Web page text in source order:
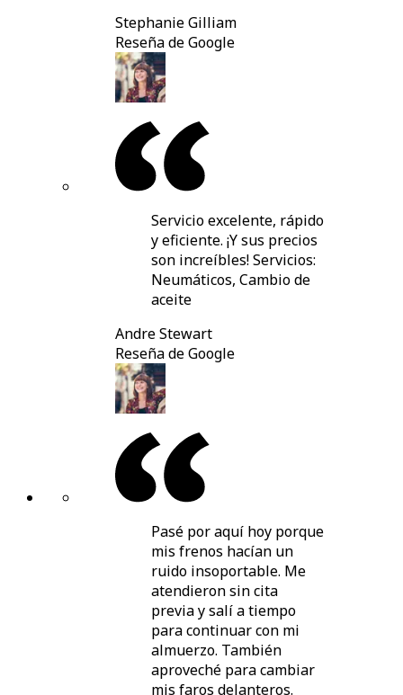
Stephanie Gilliam
Reseña de Google
Servicio excelente, rápido
y eficiente. ¡Y sus precios
son increíbles! Servicios:
Neumáticos, Cambio de
aceite
Andre Stewart
Reseña de Google
Pasé por aquí hoy porque
mis frenos hacían un
ruido insoportable. Me
atendieron sin cita
previa y salí a tiempo
para continuar con mi
almuerzo. También
aproveché para cambiar
mis faros delanteros.